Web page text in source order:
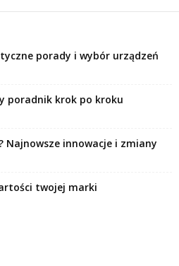
porady i wybór urządzeń
poradnik krok po kroku
Najnowsze innowacje i zmiany
twojej marki